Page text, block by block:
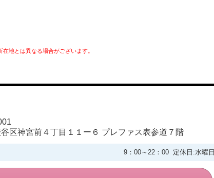
地とは異なる場合がございます。
区神宮前４丁目１１ー６ プレファス表参道７階
9：00～22：00 定休日:水曜日